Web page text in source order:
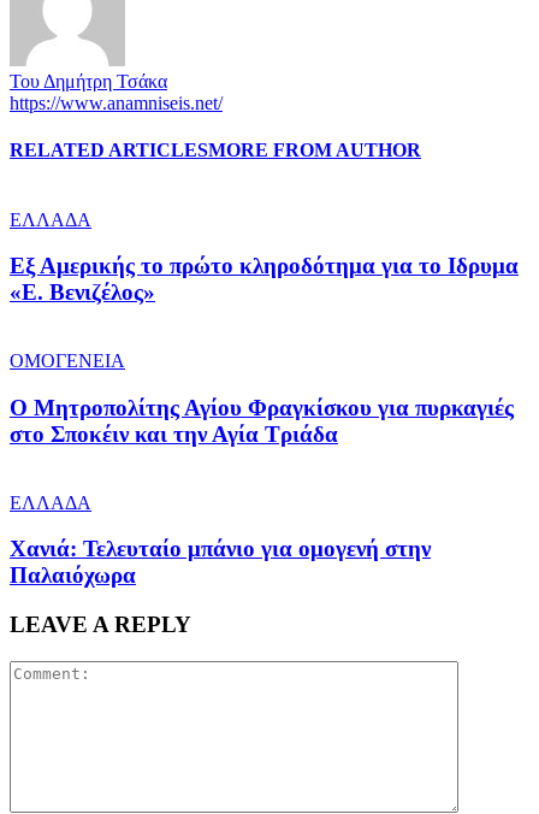
Του Δημήτρη Τσάκα
https://www.anamniseis.net/
RELATED ARTICLESMORE FROM AUTHOR
ΕΛΛΑΔΑ
Εξ Αμερικής το πρώτο κληροδότημα για το Ιδρυμα
«Ε. Βενιζέλος»
ΟΜΟΓΕΝΕΙΑ
Ο Μητροπολίτης Αγίου Φραγκίσκου για πυρκαγιές
στο Σποκέιν και την Αγία Τριάδα
ΕΛΛΑΔΑ
Χανιά: Τελευταίο μπάνιο για ομογενή στην
Παλαιόχωρα
LEAVE A REPLY